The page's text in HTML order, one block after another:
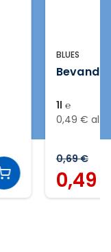
BLUES
1l ℮
0,49 € al
0,69 €
0,49